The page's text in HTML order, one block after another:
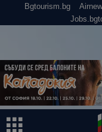
Bgtourism.bg